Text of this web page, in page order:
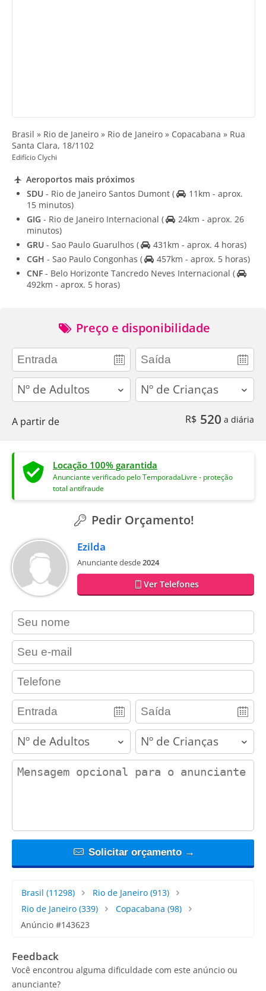
Brasil » Rio de Janeiro » Rio de Janeiro » Copacabana » Rua
Santa Clara, 18/1102
Edifício Clychi
Aeroportos mais próximos
SDU - Rio de Janeiro Santos Dumont (
11km - aprox.
15 minutos)
GIG - Rio de Janeiro Internacional (
24km - aprox. 26
minutos)
GRU - Sao Paulo Guarulhos (
431km - aprox. 4 horas)
CGH - Sao Paulo Congonhas (
457km - aprox. 5 horas)
CNF - Belo Horizonte Tancredo Neves Internacional (
492km - aprox. 5 horas)
Preço e disponibilidade
adults children
A partir de R$ 520 a diária
Locação 100% garantida
Anunciante verificado pelo TemporadaLivre - proteção
total antifraude
Pedir Orçamento!
Ezilda
Anunciante desde2024
Ver Telefones
contact_name
contact_email
contact_phone
adults children
contact_message
Solicitar orçamento →
Brasil (11298) Rio de Janeiro(913)
Rio de Janeiro (339) Copacabana (98)
Anúncio #143623
Feedback
Você encontrou alguma dificuldade com este anúncio ou
anunciante?